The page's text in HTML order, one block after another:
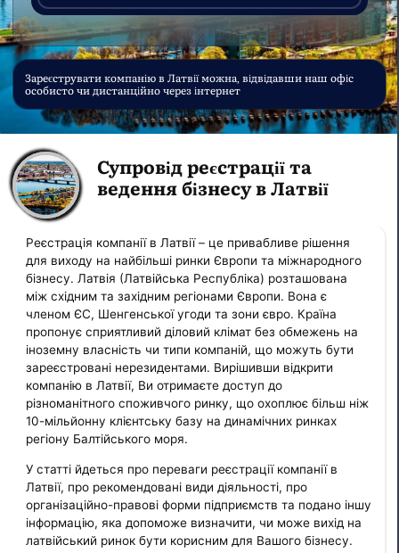
Зареєструвати компанію в Латвії можна, відвідавши наш офіс
особисто чи дистанційно через інтернет
Супровід реєстрації та
ведення бізнесу в Латвії
Реєстрація компанії в Латвії – це привабливе рішення
для виходу на найбільші ринки Європи та міжнародного
бізнесу. Латвія (Латвійська Республіка) розташована
між східним та західним регіонами Європи. Вона є
членом ЄС, Шенгенської угоди та зони євро. Країна
пропонує сприятливий діловий клімат без обмежень на
іноземну власність чи типи компаній, що можуть бути
зареєстровані нерезидентами. Вирішивши відкрити
компанію в Латвії, Ви отримаєте доступ до
різноманітного споживчого ринку, що охоплює більш ніж
10-мільйонну клієнтську базу на динамічних ринках
регіону Балтійського моря.
У статті йдеться про переваги реєстрації компанії в
Латвії, про рекомендовані види діяльності, про
організаційно-правові форми підприємств та подано іншу
інформацію, яка допоможе визначити, чи може вихід на
латвійський ринок бути корисним для Вашого бізнесу.